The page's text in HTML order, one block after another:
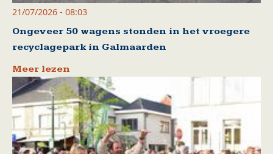
21/07/2026 - 08:03
Ongeveer 50 wagens stonden in het vroegere
recyclagepark in Galmaarden
Meer lezen